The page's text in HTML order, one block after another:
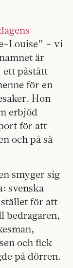
Louise” – vi
är
ett påstått
för en
Hon
erbjöd
för att
och på så
smyger sig
svenska
för att
bedragaren,
och fick
på dörren.